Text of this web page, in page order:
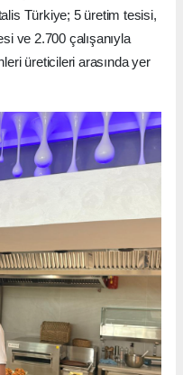
Türkiye; 5 üretim tesisi,
ve 2.700 çalışanıyla
üreticileri arasında yer